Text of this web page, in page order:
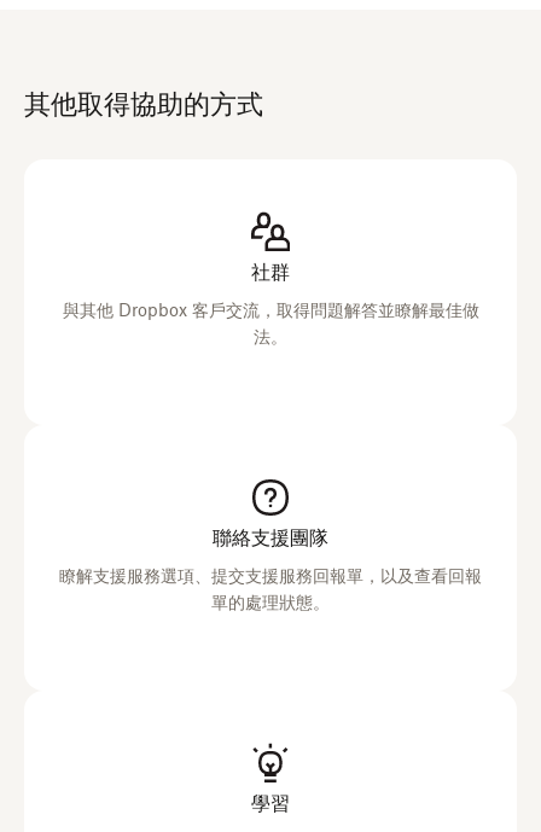
其他取得協助的方式
社群
與其他 Dropbox 客戶交流，取得問題解答並瞭解最佳做
法。
聯絡支援團隊
瞭解支援服務選項、提交支援服務回報單，以及查看回報
單的處理狀態。
學習